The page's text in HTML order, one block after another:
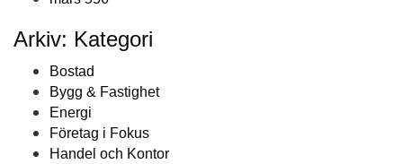
Arkiv: Kategori
Bostad
Bygg & Fastighet
Energi
Företag i Fokus
Handel och Kontor